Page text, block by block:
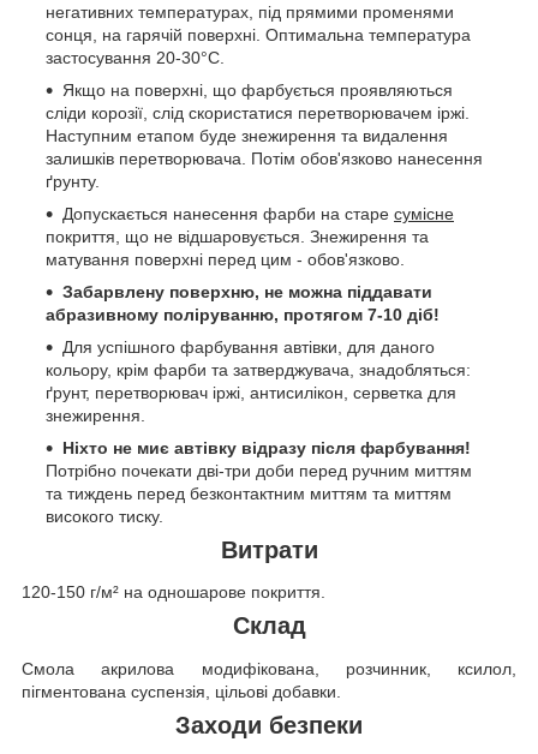
негативних температурах, під прямими променями
сонця, на гарячій поверхні. Оптимальна температура
застосування 20-30°C.
Якщо на поверхні, що фарбується проявляються
сліди корозії, слід скористатися перетворювачем іржі.
Наступним етапом буде знежирення та видалення
залишків перетворювача. Потім обов'язково нанесення
ґрунту.
Допускається нанесення фарби на старе сумісне
покриття, що не відшаровується. Знежирення та
матування поверхні перед цим - обов'язково.
Забарвлену поверхню, не можна піддавати
абразивному поліруванню, протягом 7-10 діб!
Для успішного фарбування автівки, для даного
кольору, крім фарби та затверджувача, знадобляться:
ґрунт, перетворювач іржі, антисилікон, серветка для
знежирення.
Ніхто не миє автівку відразу після фарбування!
Потрібно почекати дві-три доби перед ручним миттям
та тиждень перед безконтактним миттям та миттям
високого тиску.
Витрати
120-150 г/м² на одношарове покриття.
Склад
Смола акрилова модифікована, розчинник, ксилол,
пігментована суспензія, цільові добавки.
Заходи безпеки